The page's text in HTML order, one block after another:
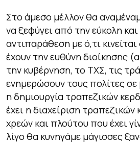
Στο άμεσο μέλλον θα
να ξεφύγει από την εύκολη
αντιπαράθεση με ό,τι
έχουν την ευθύνη διοίκησης
την κυβέρνηση, το ΤΧΣ, τις
ενημερώσουν τους πολίτες σε
η δημιουργία τραπεζικών
έχει η διαχείριση τραπεζικών
χρεών και πλούτου που έχει
λίγο θα κυνηγάμε μάγισσες